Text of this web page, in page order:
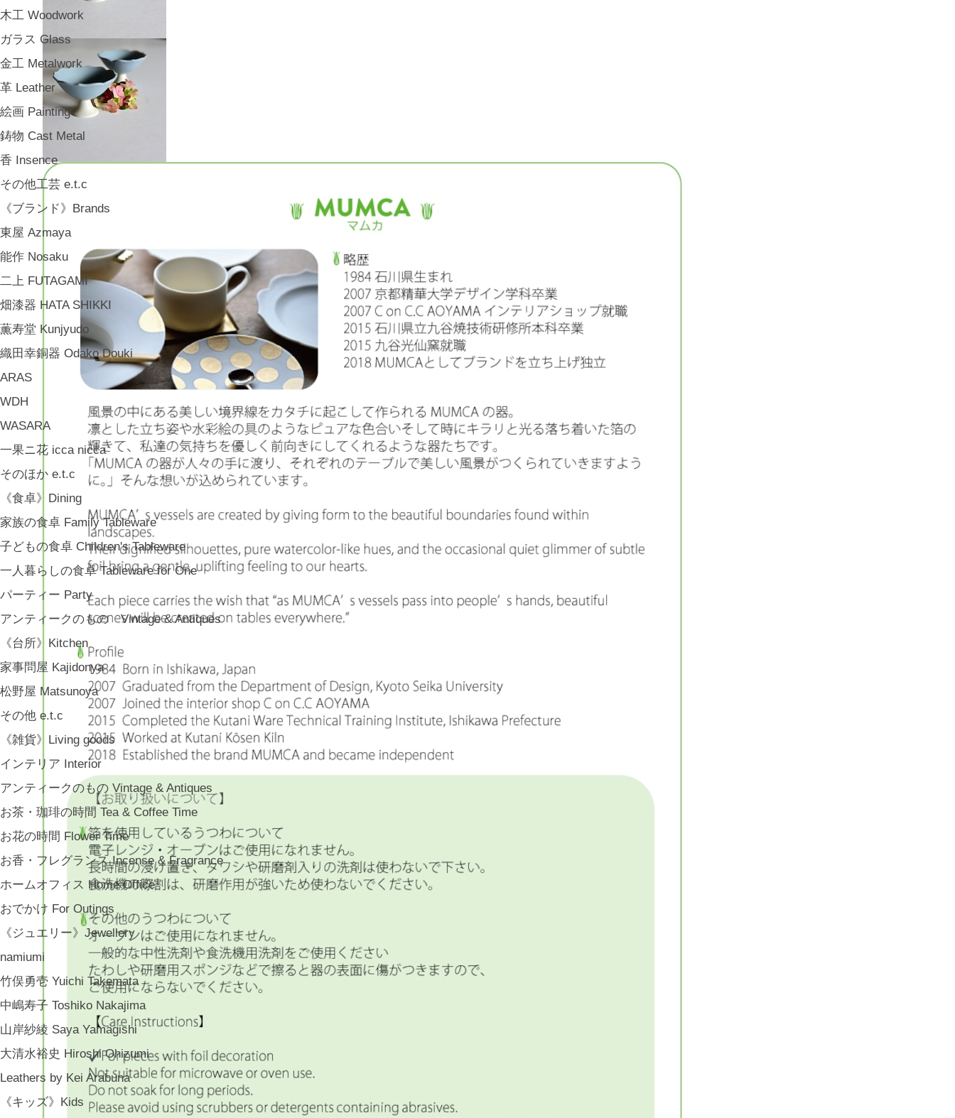
木工 Woodwork
ガラス Glass
金工 Metalwork
革 Leather
絵画 Painting
鋳物 Cast Metal
香 Insence
その他工芸 e.t.c
《ブランド》Brands
東屋 Azmaya
能作 Nosaku
二上 FUTAGAMI
畑漆器 HATA SHIKKI
薫寿堂 Kunjyudo
織田幸銅器 Odako Douki
ARAS
WDH
WASARA
一果ニ花 icca nicca
そのほか e.t.c
《食卓》Dining
家族の食卓 Family Tableware
子どもの食卓 Children's Tableware
一人暮らしの食卓 Tableware for One
パーティー Party
アンティークのもの Vintage & Antiques
《台所》Kitchen
家事問屋 Kajidonya
松野屋 Matsunoya
その他 e.t.c
《雑貨》Living goods
インテリア Interior
アンティークのもの Vintage & Antiques
お茶・珈琲の時間 Tea & Coffee Time
お花の時間 Flower Time
お香・フレグランス Incense & Fragrance
ホームオフィス Home Office
おでかけ For Outings
《ジュエリー》Jewellery
namiumi
竹俣勇壱 Yuichi Takemata
中嶋寿子 Toshiko Nakajima
山岸紗綾 Saya Yamagishi
大清水裕史 Hiroshi Ohizumi
Leathers by Kei Arabuna
《キッズ》Kids